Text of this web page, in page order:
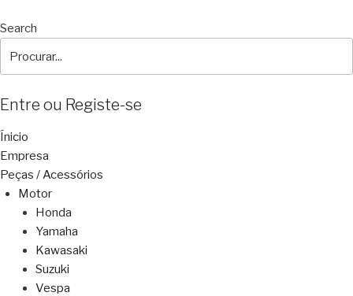
Search
Entre ou Registe-se
Ínicio
Empresa
Peças / Acessórios
Motor
Honda
Yamaha
Kawasaki
Suzuki
Vespa